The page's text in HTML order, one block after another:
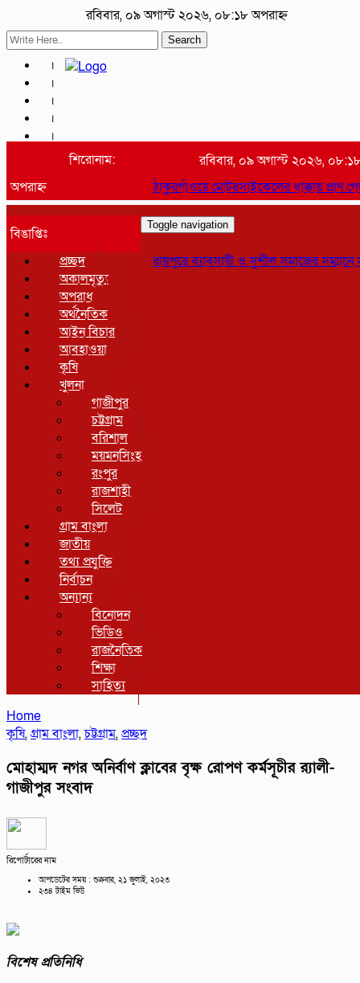
রবিবার, ০৯ অগাস্ট ২০২৬, ০৮:১৮ অপরাহ্ন
Search
শিরোনাম:
ঠাকুরগাঁওয়ে মোটরসাইকেলের ধাক্কায়
বিঙাপ্তিঃ
রায়পুরে ব্যাবসায়ী ও সুশীল সমাজের সম্মানে
রবিবার, ০৯ অগাস্ট ২০২৬,
অপরাহ্ন
Toggle navigation
প্রচ্ছদ
অকালমৃত্যু
অপরাধ
অর্থনৈতিক
আইন বিচার
আবহাওয়া
কৃষি
খুলনা
গাজীপুর
চট্টগ্রাম
বরিশাল
ময়মনসিংহ
রংপুর
রাজশাহী
সিলেট
গ্রাম বাংলা
জাতীয়
তথ্য প্রযুক্তি
নির্বাচন
অন্যান্য
বিনোদন
ভিডিও
রাজনৈতিক
শিক্ষা
সাহিত্য
Home
কৃষি,গ্রাম বাংলা,চট্টগ্রাম,প্রচ্ছদ
মোহাম্মদ নগর অনির্বাণ ক্লাবের বৃক্ষ রোপণ কর্মসূচীর র‍্যালী-
গাজীপুর সংবাদ
রিপোর্টারের নাম
আপডেটের সময় : শুক্রবার, ২১ জুলাই, ২০২৩
২৩৪ টাইম ভিউ
বিশেষ প্রতিনিধি